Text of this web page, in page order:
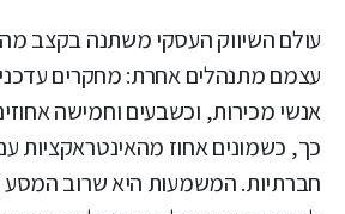
עולם השיווק העסקי משתנה בקצב
כך, כשמונים אחוז מהאינטראקציות
חברתיות. המשמעות היא שרוב המסע